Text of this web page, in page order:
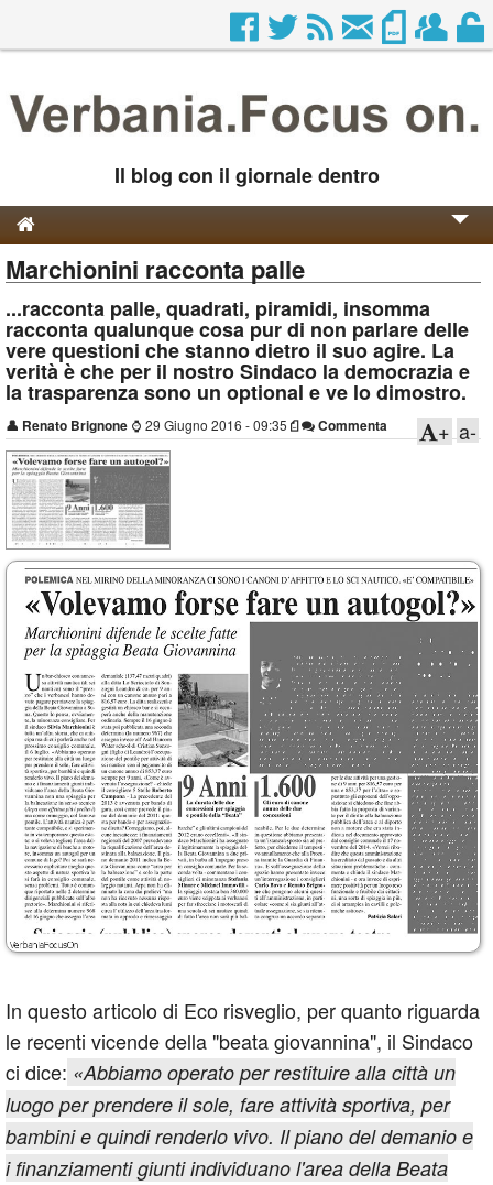
Il blog con il giornale dentro
Genesi e Storia
Contatti
Marchionini racconta palle
...racconta palle, quadrati, piramidi, insomma
racconta qualunque cosa pur di non parlare delle
vere questioni che stanno dietro il suo agire. La
verità è che per il nostro Sindaco la democrazia e
la trasparenza sono un optional e ve lo dimostro.
👤 Renato Brignone ⌚ 29 Giugno 2016 - 09:35 Commenta a-
+
In questo articolo di Eco risveglio, per quanto riguarda
le recenti vicende della "beata giovannina", il Sindaco
ci dice: «Abbiamo operato per restituire alla città un
luogo per prendere il sole, fare attività sportiva, per
bambini e quindi renderlo vivo. Il piano del demanio e
i finanziamenti giunti individuano l'area della Beata